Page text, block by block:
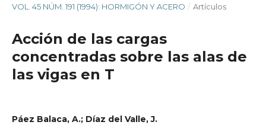
VOL. 45 NÚM. 191 (1994): HORMIGÓN Y ACERO / Artículos
Acción de las cargas
concentradas sobre las alas de
las vigas en T
Páez Balaca, A.; Díaz del Valle, J.